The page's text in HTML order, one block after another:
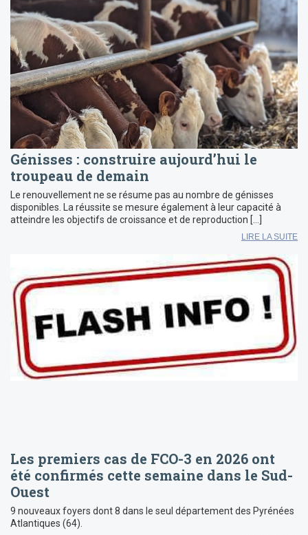
Génisses : construire aujourd’hui le
troupeau de demain
Le renouvellement ne se résume pas au nombre de génisses
disponibles. La réussite se mesure également à leur capacité à
atteindre les objectifs de croissance et de reproduction […]
LIRE LA SUITE
Les premiers cas de FCO-3 en 2026 ont
été confirmés cette semaine dans le Sud-
Ouest
9 nouveaux foyers dont 8 dans le seul département des Pyrénées
Atlantiques (64).